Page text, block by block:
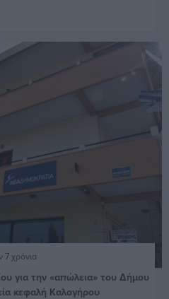
7 χρόνια
για την «απώλεια» του Δήμου
κεφαλή Καλογήρου